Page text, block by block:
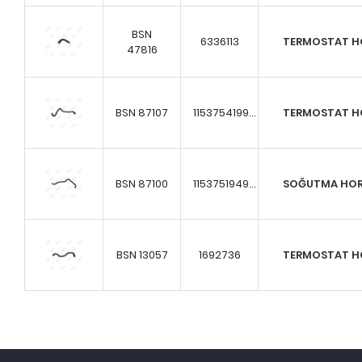
BSN
47816
6336113 TERMOSTAT
BSN 87107 1153754199... TERMOSTAT
BSN 87100 1153751949... SOĞUTMA
BSN 13057 1692736 TERMOSTAT